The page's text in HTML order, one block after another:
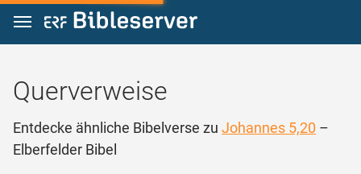
Zum Inhalt springen
Querverweise
Entdecke ähnliche Bibelverse zu Johannes 5,20 –
Elberfelder Bibel